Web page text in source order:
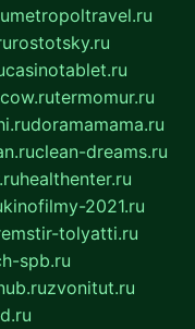
metropoltravel.ru
rostotsky.ru
casinotablet.ru
termomur.ru
doramamama.ru
clean-dreams.ru
healthenter.ru
kinofilmy-2021.ru
tolyatti.ru
spb.ru
zvonitut.ru